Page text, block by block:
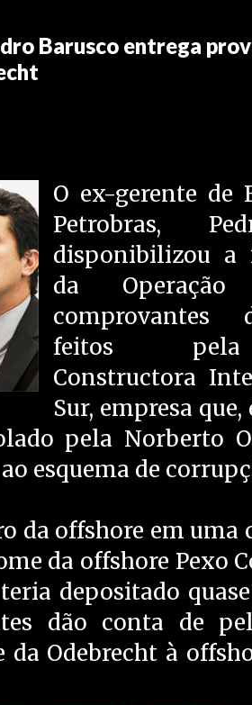
Barusco entrega
O ex-gerente de
Petrobras,
disponibilizou a
da
comprovantes
feitos
Constructora
Sur, empresa
pela Norberto
esquema de
da offshore em uma
da offshore Pexo
depositado
dão conta de
Odebrecht à